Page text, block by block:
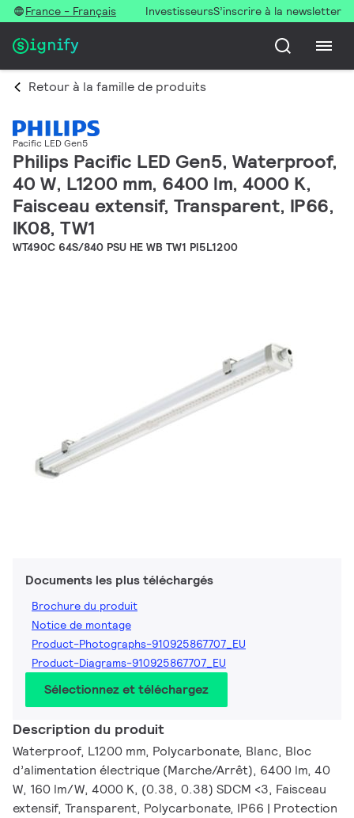
France - Français InvestisseursS’inscrire à la newsletter
Retour à la famille de produits
Pacific LED Gen5
Philips Pacific LED Gen5, Waterproof,
40 W, L1200 mm, 6400 lm, 4000 K,
Faisceau extensif, Transparent, IP66,
IK08, TW1
WT490C 64S/840 PSU HE WB TW1 PI5L1200
Documents les plus téléchargés
Brochure du produit
Notice de montage
Product-Photographs-910925867707_EU
Product-Diagrams-910925867707_EU
Sélectionnez et téléchargez
Description du produit
Waterproof, L1200 mm, Polycarbonate, Blanc, Bloc
d’alimentation électrique (Marche/Arrêt), 6400 lm, 40
W, 160 lm/W, 4000 K, (0.38, 0.38) SDCM <3, Faisceau
extensif, Transparent, Polycarbonate, IP66 | Protection